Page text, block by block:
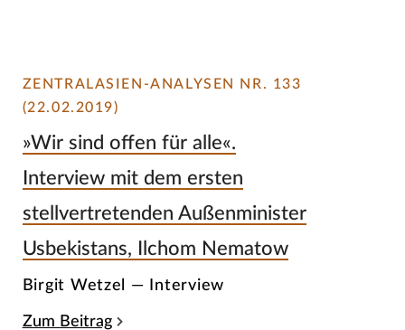
ZENTRALASIEN-ANALYSEN NR. 133
(22.02.2019)
»Wir sind offen für alle«.
Interview mit dem ersten
stellvertretenden Außenminister
Usbekistans, Ilchom Nematow
Birgit Wetzel — Interview
Zum Beitrag